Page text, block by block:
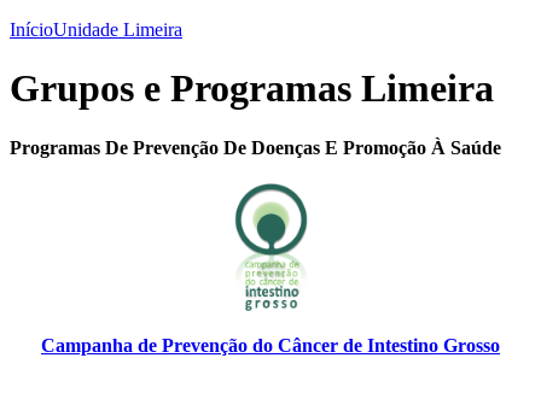
InícioUnidade Limeira
Grupos e Programas Limeira
Programas De Prevenção De Doenças E Promoção À Saúde
Campanha de Prevenção do Câncer de Intestino Grosso